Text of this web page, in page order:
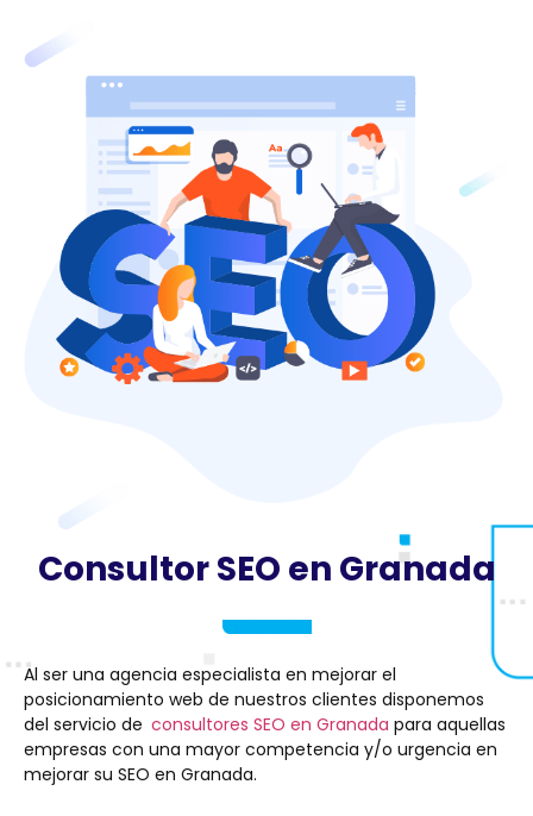
Consultor SEO en Granada
Al ser una agencia especialista en mejorar el
posicionamiento web de nuestros clientes disponemos
del servicio de consultores SEO en Granada para aquellas
empresas con una mayor competencia y/o urgencia en
mejorar su SEO en Granada.